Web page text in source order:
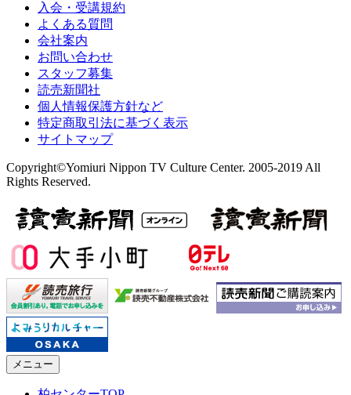
入会・受講規約
よくある質問
会社案内
お問い合わせ
スタッフ募集
読売新聞社
個人情報保護方針など
特定商取引法に基づく表示
サイトマップ
Copyright©Yomiuri Nippon TV Culture Center. 2005-2019 All
Rights Reserved.
メニュー